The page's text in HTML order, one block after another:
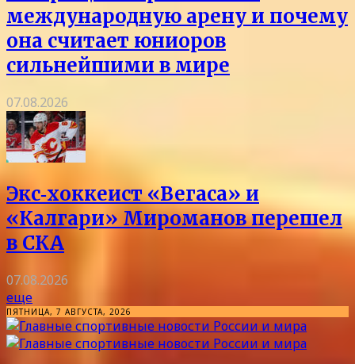
международную арену и почему
она считает юниоров
сильнейшими в мире
07.08.2026
Экс‑хоккеист «Вегаса» и
«Калгари» Мироманов перешел
в СКА
07.08.2026
еще
ПЯТНИЦА, 7 АВГУСТА, 2026